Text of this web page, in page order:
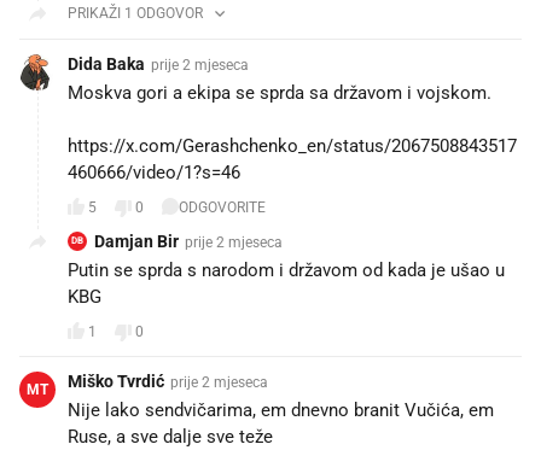
PRIKAŽI 1 ODGOVOR
Dida Baka prije 2 mjeseca
Moskva gori a ekipa se sprda sa državom i vojskom.
https://x.com/Gerashchenko_en/status/2067508843517
460666/video/1?s=46
5 0 ODGOVORITE
DB Damjan Bir prije 2 mjeseca
Putin se sprda s narodom i državom od kada je ušao u
KBG
1 0
MT Miško Tvrdić prije 2 mjeseca
Nije lako sendvičarima, em dnevno branit Vučića, em
Ruse, a sve dalje sve teže